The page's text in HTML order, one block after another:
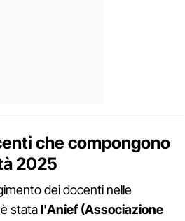
che compongono
2025
dei docenti nelle
statal'Anief (Associazione